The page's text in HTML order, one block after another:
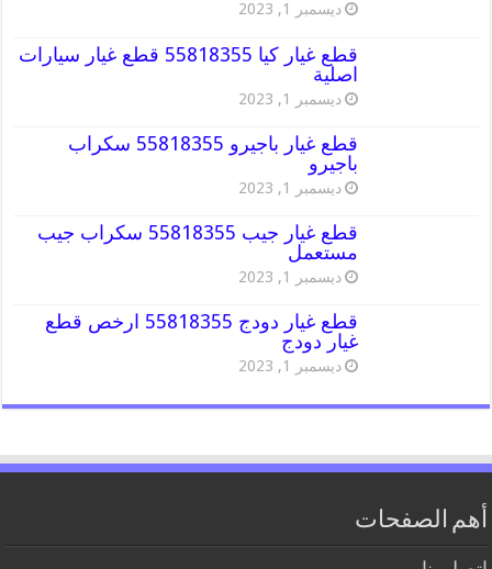
ديسمبر 1, 2023
قطع غيار كيا 55818355 قطع غيار سيارات
اصلية
ديسمبر 1, 2023
قطع غيار باجيرو 55818355 سكراب
باجيرو
ديسمبر 1, 2023
قطع غيار جيب 55818355 سكراب جيب
مستعمل
ديسمبر 1, 2023
قطع غيار دودج 55818355 ارخص قطع
غيار دودج
ديسمبر 1, 2023
أهم الصفحات